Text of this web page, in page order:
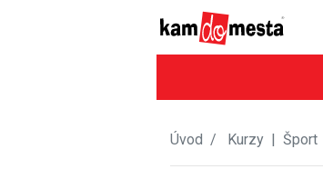
Úvod Kurzy | Šport